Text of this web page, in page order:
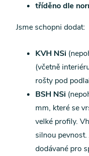
tříděno dle
Jsme schopni dodat:
KVH NSi
(včetně
rošty pod
BSH NSi
mm, které se
velké profily.
silnou pevnost.
dodávané pro